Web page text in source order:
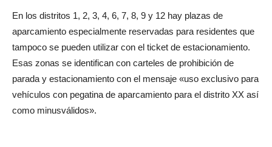
En los distritos 1, 2, 3, 4, 6, 7, 8, 9 y 12 hay plazas de
aparcamiento especialmente reservadas para residentes que
tampoco se pueden utilizar con el ticket de estacionamiento.
Esas zonas se identifican con carteles de prohibición de
parada y estacionamiento con el mensaje «uso exclusivo para
vehículos con pegatina de aparcamiento para el distrito XX así
como minusválidos».